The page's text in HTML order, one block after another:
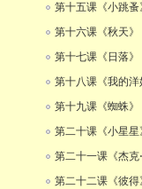
第十五课《小跳
第十六课《秋天
第十七课《日落
第十八课《我的
第十九课《蜘蛛
第二十课《小星
第二十一课《杰
第二十二课《彼